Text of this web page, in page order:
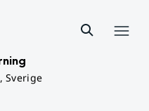
Sverige